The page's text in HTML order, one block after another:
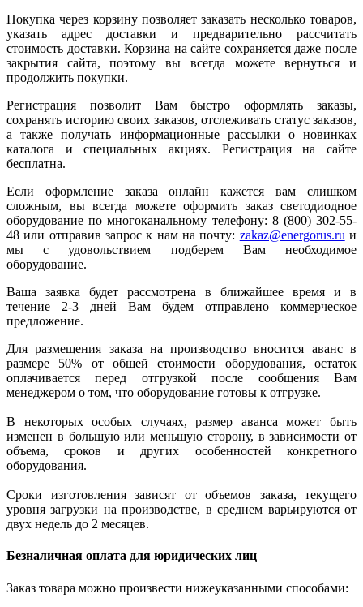
Покупка через корзину позволяет заказать несколько товаров,
указать адрес доставки и предварительно рассчитать
стоимость доставки. Корзина на сайте сохраняется даже после
закрытия сайта, поэтому вы всегда можете вернуться и
продолжить покупки.
Регистрация позволит Вам быстро оформлять заказы,
сохранять историю своих заказов, отслеживать статус заказов,
а также получать информационные рассылки о новинках
каталога и специальных акциях. Регистрация на сайте
бесплатна.
Если оформление заказа онлайн кажется вам слишком
сложным, вы всегда можете оформить заказ светодиодное
оборудование по многоканальному телефону: 8 (800) 302-55-
48 или отправив запрос к нам на почту: zakaz@energorus.ru и
мы с удовольствием подберем Вам необходимое
оборудование.
Ваша заявка будет рассмотрена в ближайшее время и в
течение 2-3 дней Вам будем отправлено коммерческое
предложение.
Для размещения заказа на производство вносится аванс в
размере 50% от общей стоимости оборудования, остаток
оплачивается перед отгрузкой после сообщения Вам
менеджером о том, что оборудование готовы к отгрузке.
В некоторых особых случаях, размер аванса может быть
изменен в большую или меньшую сторону, в зависимости от
объема, сроков и других особенностей конкретного
оборудования.
Сроки изготовления зависят от объемов заказа, текущего
уровня загрузки на производстве, в среднем варьируются от
двух недель до 2 месяцев.
Безналичная оплата для юридических лиц
Заказ товара можно произвести нижеуказанными способами: